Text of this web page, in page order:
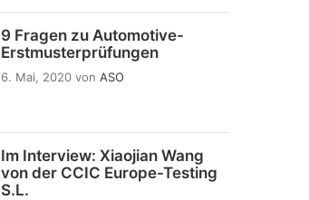
9 Fragen zu Automotive-
Erstmusterprüfungen
6. Mai, 2020 von ASO
Im Interview: Xiaojian Wang
von der CCIC Europe-Testing
S.L.